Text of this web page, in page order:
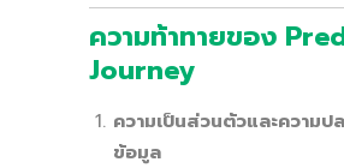
ความท้าทายของ
Journey
ความเป็นส่วนตัวและความ
ข้อมูล